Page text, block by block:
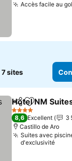
Accès facile au
7 sites
PartagerAjouter à
Hotel NM
4 Étoiles
8,6 Excellent
3
Castillo de Aro
Suites avec
d'exclusivité